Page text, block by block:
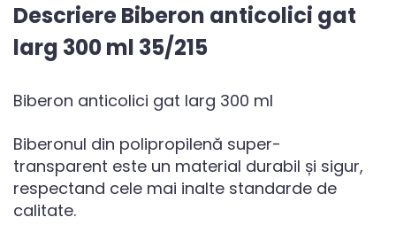
Descriere Biberon anticolici gat
larg 300 ml 35/215
Biberon anticolici gat larg 300 ml
Biberonul din polipropilenă super-
transparent este un material durabil și sigur,
respectand cele mai inalte standarde de
calitate.